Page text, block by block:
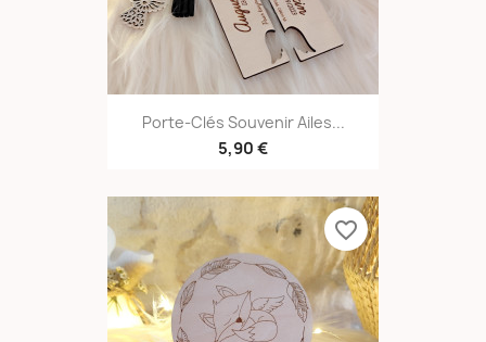
Porte-Clés Souvenir Ailes...
5,90 €
favorite_border